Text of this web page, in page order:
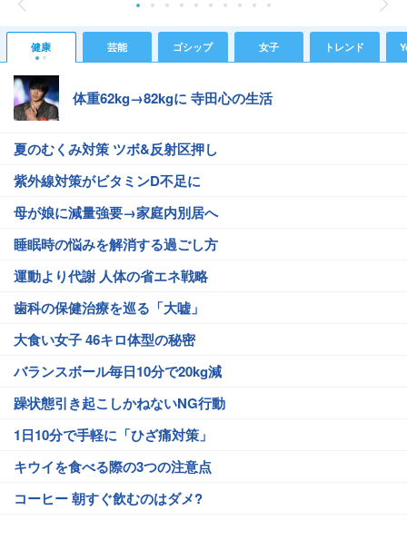
健康 芸能 ゴシップ 女子 トレンド
体重62kg→82kgに 寺田心の生活
夏のむくみ対策 ツボ&反射区押し
紫外線対策がビタミンD不足に
母が娘に減量強要→家庭内別居へ
睡眠時の悩みを解消する過ごし方
運動より代謝 人体の省エネ戦略
歯科の保健治療を巡る「大嘘」
大食い女子 46キロ体型の秘密
バランスボール毎日10分で20kg減
躁状態引き起こしかねないNG行動
1日10分で手軽に「ひざ痛対策」
キウイを食べる際の3つの注意点
コーヒー 朝すぐ飲むのはダメ?